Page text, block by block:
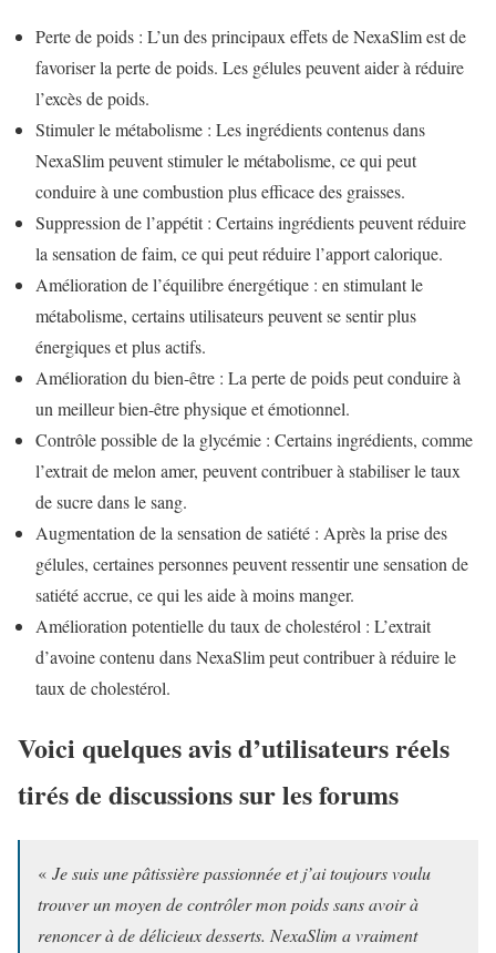
Perte de poids : L’un des principaux effets de NexaSlim est de
favoriser la perte de poids. Les gélules peuvent aider à réduire
l’excès de poids.
Stimuler le métabolisme : Les ingrédients contenus dans
NexaSlim peuvent stimuler le métabolisme, ce qui peut
conduire à une combustion plus efficace des graisses.
Suppression de l’appétit : Certains ingrédients peuvent réduire
la sensation de faim, ce qui peut réduire l’apport calorique.
Amélioration de l’équilibre énergétique : en stimulant le
métabolisme, certains utilisateurs peuvent se sentir plus
énergiques et plus actifs.
Amélioration du bien-être : La perte de poids peut conduire à
un meilleur bien-être physique et émotionnel.
Contrôle possible de la glycémie : Certains ingrédients, comme
l’extrait de melon amer, peuvent contribuer à stabiliser le taux
de sucre dans le sang.
Augmentation de la sensation de satiété : Après la prise des
gélules, certaines personnes peuvent ressentir une sensation de
satiété accrue, ce qui les aide à moins manger.
Amélioration potentielle du taux de cholestérol : L’extrait
d’avoine contenu dans NexaSlim peut contribuer à réduire le
taux de cholestérol.
Voici quelques avis d’utilisateurs réels
tirés de discussions sur les forums
« Je suis une pâtissière passionnée et j’ai toujours voulu
trouver un moyen de contrôler mon poids sans avoir à
renoncer à de délicieux desserts. NexaSlim a vraiment